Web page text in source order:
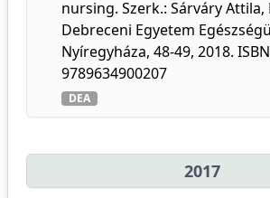
nursing. Szerk.: Sárváry Attila,
Debreceni Egyetem
Nyíregyháza, 48-49, 2018.
9789634900207
DEA
2017